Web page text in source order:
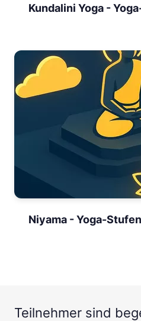
Kundalini Yoga -
Niyama - Yoga-
Teilnehmer sind